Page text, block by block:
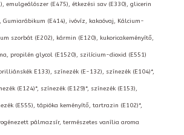
emulgeálószer (E475), étkezési sav (E330), glicerin
Gumiarábikum (E414), ivóvíz, kakaóvaj, Kálcium-
szorbát (E202), kármin (E120), kukoricakeményítő,
propilén glycol (E1520), szilícium-dioxid (E551)
E133), színezék (E-132), színezék (E104)*,
(E124)*, színezék (E129)*, színezék (E153),
(E555), tápióka keményítő, tartrazin (E102)*,
pálmazsír, természetes vanília aroma